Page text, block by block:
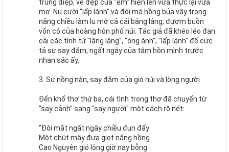
trùng điệp, vẻ đẹp của "em" hiện lên vừa thực lại vừa
mơ. Nụ cười "lấp lánh" và đôi má hồng bủa vây trong
nắng chiều làm lu mờ cả cái bảng lảng, đượm buồn
vốn có của hoàng hôn phố núi. Tác giả đã khéo léo đan
cài các tính từ "lâng lâng", "óng ánh", "lấp lánh" để cực
tả sự say đắm, ngất ngây của tâm hồn mình trước
nhan sắc ấy.
3. Sự nồng nàn, say đắm của gió núi và lòng người
Đến khổ thơ thứ ba, cái tình trong thơ đã chuyển từ
"say cảnh" sang "say người" một cách rõ nét:
"Đôi mắt ngất ngây chiều đun đẩy
Một chút mây đưa giọt nắng hồng
Cao Nguyên gió lộng giờ nay bỗng